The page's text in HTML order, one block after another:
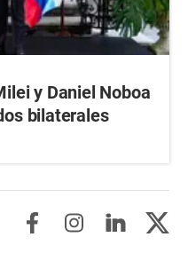
y Daniel Noboa
bilaterales